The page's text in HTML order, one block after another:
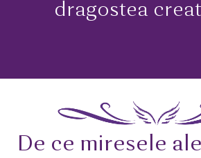
dragostea
De ce miresele